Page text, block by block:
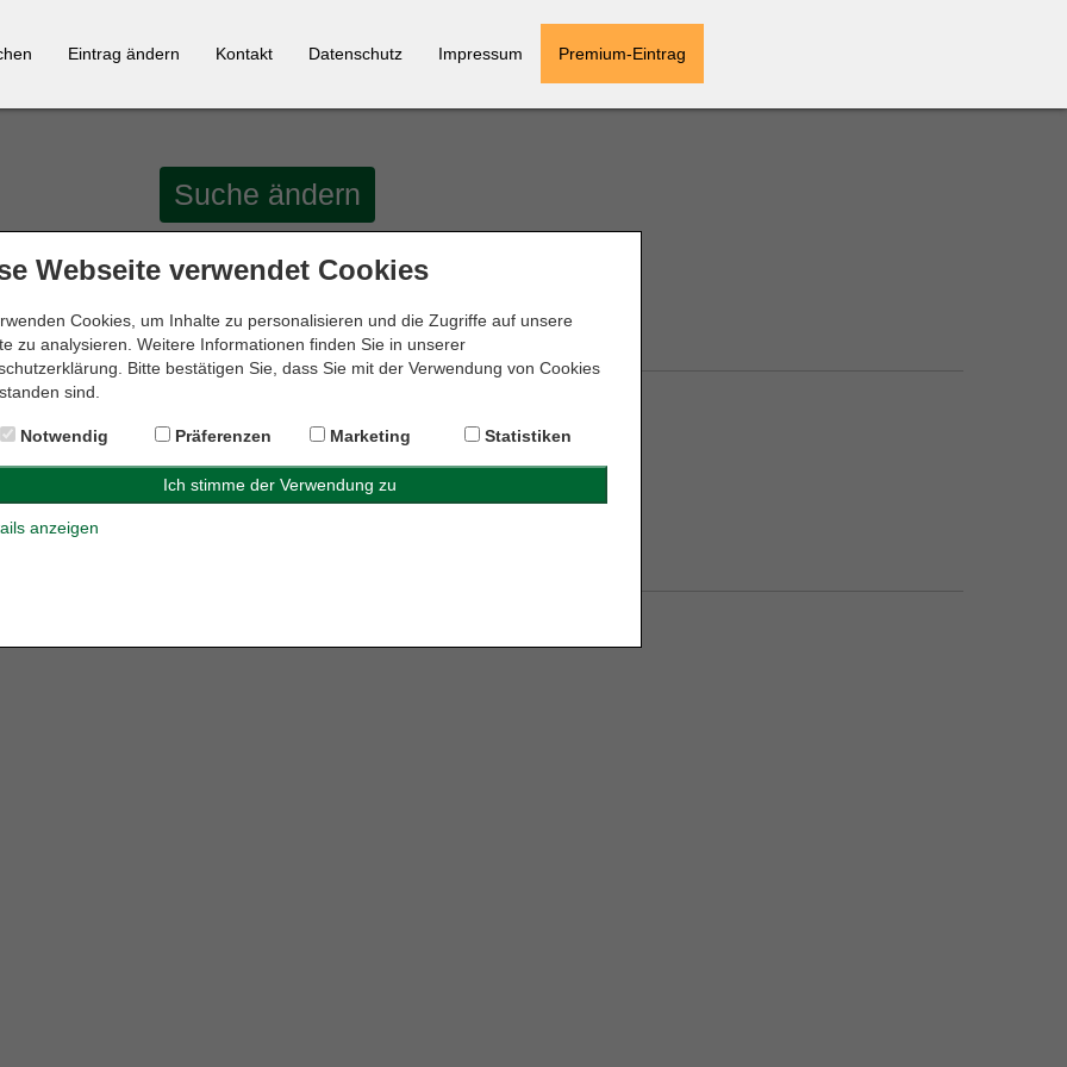
Webseite verwendet Cookies
Cookies, um Inhalte zu personalisieren und die Zugriffe auf unsere
zu analysieren. Weitere Informationen finden Sie in unserer
Bitte bestätigen Sie, dass Sie mit der Verwendung von Cookies
sind.
Notwendig Präferenzen Marketing Statistiken
anzeigen
Eintrag ändern Kontakt Datenschutz Impressum Premium-Eintrag
Suche ändern
von10 kmum31582 Nienburgwurde1 Ergebnis